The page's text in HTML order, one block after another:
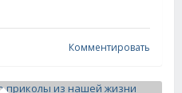
Комментировать